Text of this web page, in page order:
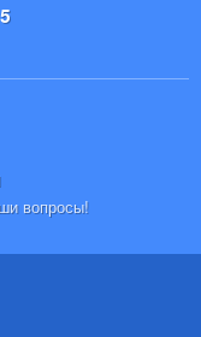
вопросы!